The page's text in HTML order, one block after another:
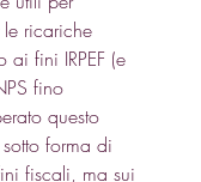
le ricariche
ai fini IRPEF (e
fino
questo
forma di
fiscali, ma sui